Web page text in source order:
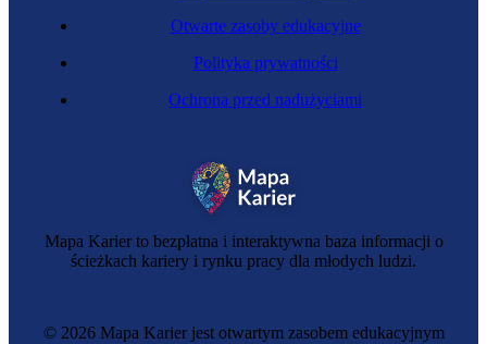
Specjalista nadzoru sieci telekomunikacyjnej
Mapa Karier to bezpłatna i interaktywna baza informacji o
ścieżkach kariery i rynku pracy dla młodych ludzi.
Otwarte zasoby edukacyjne
Polityka prywatności
Ochrona przed nadużyciami
© 2026 Mapa Karier jest otwartym zasobem edukacyjnym